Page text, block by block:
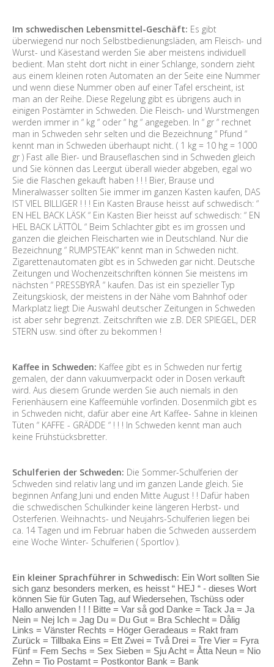
Im schwedischen Lebensmittel-Geschäft: Es gibt
überwiegend nur noch Selbstbedienungsläden, am Fleisch- und
Wurst- und Käsestand werden Sie aber meistens individuell
bedient. Man steht dort nicht in einer Schlange, sondern zieht
aus einem kleinen roten Automaten an der Seite eine Nummer
und wenn diese Nummer oben auf einer Tafel erscheint, ist
man an der Reihe. Diese Regelung gibt es übrigens auch in
einigen Postämter in Schweden. Die Fleisch- und Wurstmengen
werden immer in “ kg “ oder “ hg “ angegeben. In “ gr “ rechnet
man in Schweden sehr selten und die Bezeichnung “ Pfund “
kennt man in Schweden überhaupt nicht. ( 1 kg = 10 hg = 1000
gr ) Fast alle Bier- und Brauseflaschen sind in Schweden gleich
und Sie können das Leergut überall wieder abgeben, egal wo
Sie die Flaschen gekauft haben ! ! ! Bier, Brause und
Mineralwasser sollten Sie immer im ganzen Kasten kaufen, DAS
IST VIEL BILLIGER ! ! ! Ein Kasten Brause heisst auf schwedisch: “
EN HEL BACK LÄSK “ Ein Kasten Bier heisst auf schwedisch: “ EN
HEL BACK LÄTTÖL “ Beim Schlachter gibt es im grossen und
ganzen die gleichen Fleischarten wie in Deutschland. Nur die
Bezeichnung “ RUMPSTEAK” kennt man in Schweden nicht.
Zigarettenautomaten gibt es in Schweden gar nicht. Deutsche
Zeitungen und Wochenzeitschriften können Sie meistens im
nächsten “ PRESSBYRÅ “ kaufen. Das ist ein spezieller Typ
Zeitungskiosk, der meistens in der Nähe vom Bahnhof oder
Markplatz liegt Die Auswahl deutscher Zeitungen in Schweden
ist aber sehr begrenzt. Zeitschriften wie z.B. DER SPIEGEL, DER
STERN usw. sind öfter zu bekommen !
Kaffee in Schweden: Kaffee gibt es in Schweden nur fertig
gemalen, der dann vakuumverpackt oder in Dosen verkauft
wird. Aus diesem Grunde werden Sie auch niemals in den
Ferienhäusern eine Kaffeemühle vorfinden. Dosenmilch gibt es
in Schweden nicht, dafür aber eine Art Kaffee- Sahne in kleinen
Tüten “ KAFFE - GRÄDDE “ ! ! ! In Schweden kennt man auch
keine Frühstücksbretter.
Schulferien der Schweden: Die Sommer-Schulferien der
Schweden sind relativ lang und im ganzen Lande gleich. Sie
beginnen Anfang Juni und enden Mitte August ! ! Dafür haben
die schwedischen Schulkinder keine längeren Herbst- und
Osterferien. Weihnachts- und Neujahrs-Schulferien liegen bei
ca. 14 Tagen und im Februar haben die Schweden ausserdem
eine Woche Winter- Schulferien ( Sportlov ).
Ein kleiner Sprachführer in Schwedisch: Ein Wort sollten Sie
sich ganz besonders merken, es heisst “ HEJ “ - dieses Wort
können Sie für Guten Tag, auf Wiedersehen, Tschüss oder
Hallo anwenden ! ! ! Bitte = Var så god Danke = Tack Ja = Ja
Nein = Nej Ich = Jag Du = Du Gut = Bra Schlecht = Dålig
Links = Vänster Rechts = Höger Geradeaus = Rakt fram
Zurück = Tillbaka Eins = Ett Zwei = Två Drei = Tre Vier = Fyra
Fünf = Fem Sechs = Sex Sieben = Sju Acht = Åtta Neun = Nio
Zehn = Tio Postamt = Postkontor Bank = Bank